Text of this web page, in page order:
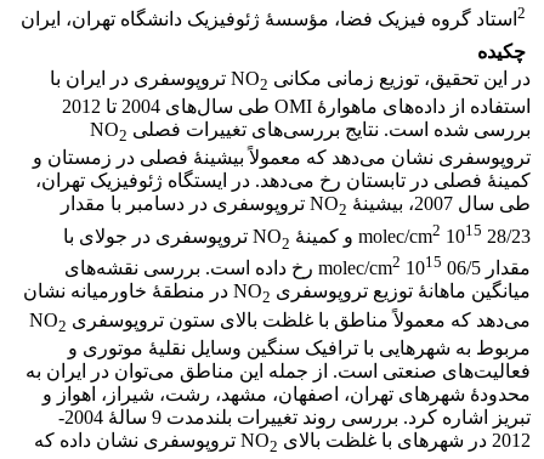
2 استاد‌ گروه فیزیک فضا، مؤسسۀ ژئوفیزیک دانشگاه تهران، ایران
چکیده
در این تحقیق، توزیع زمانی مکانی NO 2
تروپوسفری در ایران با
استفاده از داده‌های ماهوارۀ OMI طی سال‌های 2004 تا 2012
بررسی شده است. نتایج بررسی‌های تغییرات فصلی NO 2
تروپوسفری نشان می‌دهد که معمولاً بیشینۀ فصلی در زمستان و
کمینۀ فصلی در تابستان رخ می‌دهد. در ایستگاه ژئوفیزیک تهران،
طی سال 2007، بیشینۀ NO
2
تروپوسفری در دسامبر با مقدار
molec/cm2 1015 28/23 و کمینۀ NO 2
تروپوسفری در جولای با
مقدار molec/cm
2 1015
06/5 رخ داده است. بررسی نقشه‌های
میانگین ماهانۀ توزیع تروپوسفری NO 2
در منطقۀ خاورمیانه نشان
می‌دهد که معمولاً مناطق با غلظت بالای ستون تروپوسفری NO 2
مربوط به شهرهایی با ترافیک سنگین وسایل نقلیۀ موتوری و
فعالیت‌های صنعتی است. از جمله این مناطق می‌توان در ایران به
محدودۀ شهرهای تهران، اصفهان، مشهد، رشت، شیراز، اهواز و
تبریز اشاره کرد. بررسی روند تغییرات بلندمدت 9 سالۀ 2004-
2012 در شهرهای با غلظت بالای NO
2
تروپوسفری نشان داده که